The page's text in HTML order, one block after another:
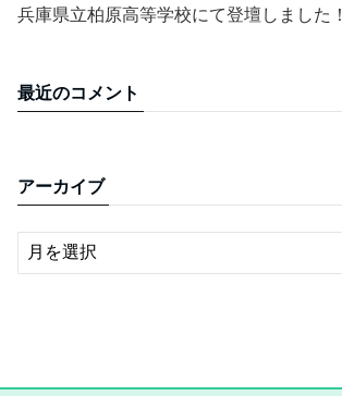
兵庫県立柏原高等学校にて登壇しました！
最近のコメント
アーカイブ